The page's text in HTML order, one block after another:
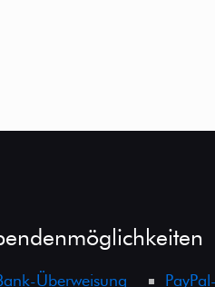
Überweisung